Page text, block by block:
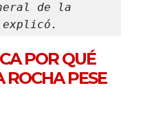
de la
explicó.
POR QUÉ
PESE